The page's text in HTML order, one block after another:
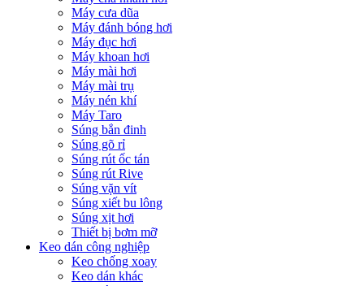
Máy cưa dũa
Máy đánh bóng hơi
Máy đục hơi
Máy khoan hơi
Máy mài hơi
Máy mài trụ
Máy nén khí
Máy Taro
Súng bắn đinh
Súng gõ rỉ
Súng rút ốc tán
Súng rút Rive
Súng vặn vít
Súng xiết bu lông
Súng xịt hơi
Thiết bị bơm mỡ
Keo dán công nghiệp
Keo chống xoay
Keo dán khác